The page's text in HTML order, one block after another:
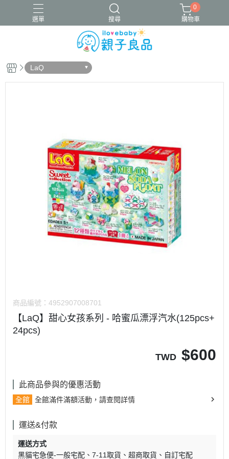
選單 搜尋
16吋腳踏車 ergobaby配件
0
購物車
LaQ
商品編號： 4952907008701
【LaQ】甜心女孩系列 - 哈蜜瓜漂浮汽水(125pcs+
24pcs)
TWD $600
此商品參與的優惠活動
全館 全館滿件滿額活動，請查閱詳情
運送&付款
運送方式
黑貓宅急便-一般宅配
7-11取貨 超商取貨 自訂宅配